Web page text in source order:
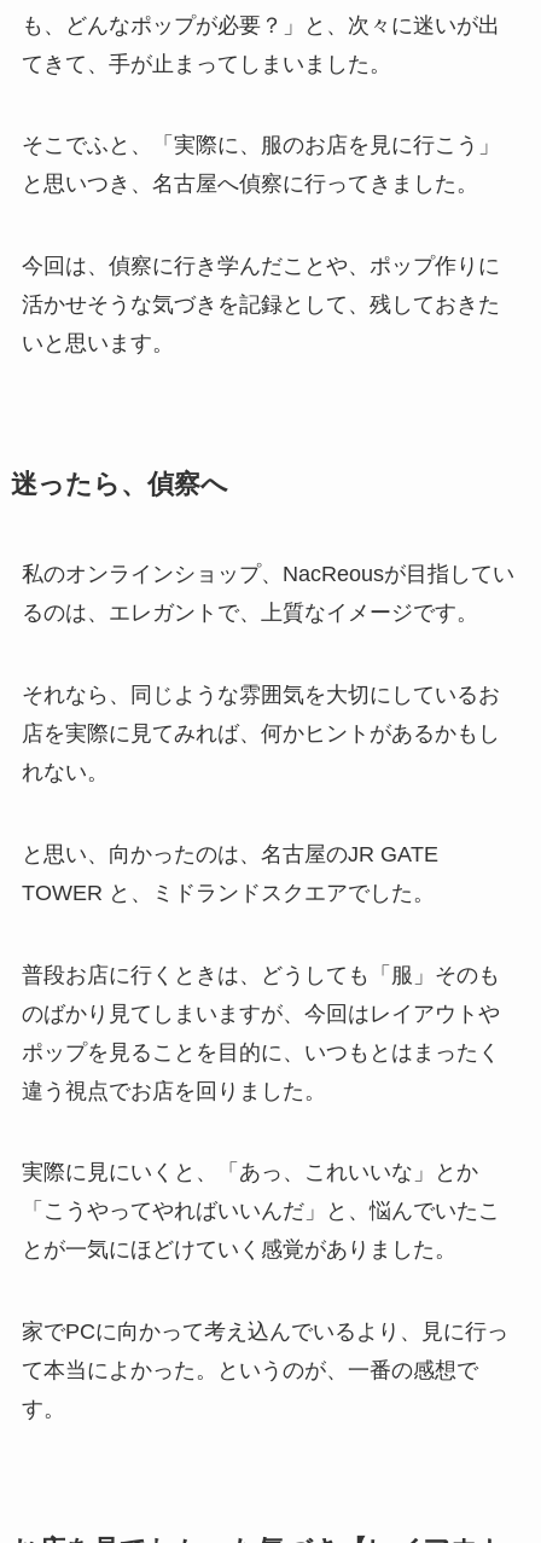
も、どんなポップが必要？」と、次々に迷いが出
てきて、手が止まってしまいました。
そこでふと、「実際に、服のお店を見に行こう」
と思いつき、名古屋へ偵察に行ってきました。
今回は、偵察に行き学んだことや、ポップ作りに
活かせそうな気づきを記録として、残しておきた
いと思います。
迷ったら、偵察へ
私のオンラインショップ、NacReousが目指してい
るのは、エレガントで、上質なイメージです。
それなら、同じような雰囲気を大切にしているお
店を実際に見てみれば、何かヒントがあるかもし
れない。
と思い、向かったのは、名古屋のJR GATE
TOWER と、ミドランドスクエアでした。
普段お店に行くときは、どうしても「服」そのも
のばかり見てしまいますが、今回はレイアウトや
ポップを見ることを目的に、いつもとはまったく
違う視点でお店を回りました。
実際に見にいくと、「あっ、これいいな」とか
「こうやってやればいいんだ」と、悩んでいたこ
とが一気にほどけていく感覚がありました。
家でPCに向かって考え込んでいるより、見に行っ
て本当によかった。というのが、一番の感想で
す。